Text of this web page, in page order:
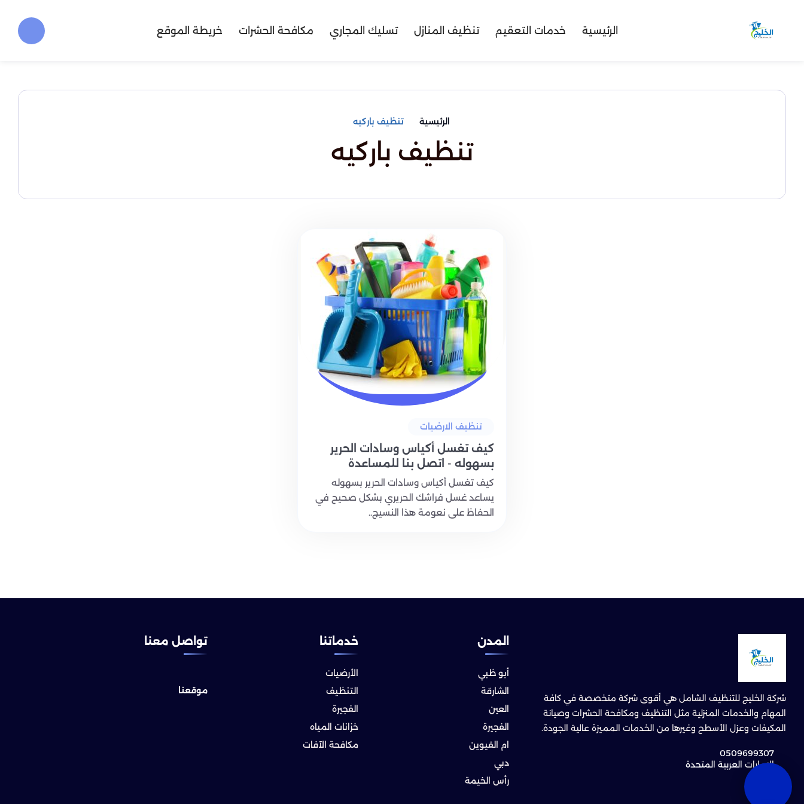
الرئيسية خدمات التعقيم تنظيف المنازل تسليك المجاري مكافحة الحشرات خريطة الموقع
الرئيسية تنظيف باركيه
تنظيف باركيه
تنظيف الارضيات
كيف تغسل أكياس وسادات الحرير
بسهوله - اتصل بنا للمساعدة
كيف تغسل أكياس وسادات الحرير بسهوله
يساعد غسل فراشك الحريري بشكل صحيح في
الحفاظ على نعومة هذا النسيج..
شركة الخليج للتنظيف الشامل هي أقوى شركة متخصصة في كافة
المهام والخدمات المنزلية مثل التنظيف ومكافحة الحشرات وصيانة
المكيفات وعزل الأسطح وغيرها من الخدمات المميزة عالية الجودة.
0509699307
الإمارات العربية المتحدة
المدن
أبو ظبي
الشارقة
العين
الفجيرة
ام القيوين
دبي
رأس الخيمة
خدماتنا
الأرضيات
التنظيف
الفجيرة
خزانات المياه
مكافحة الآفات
تواصل معنا
موقعنا